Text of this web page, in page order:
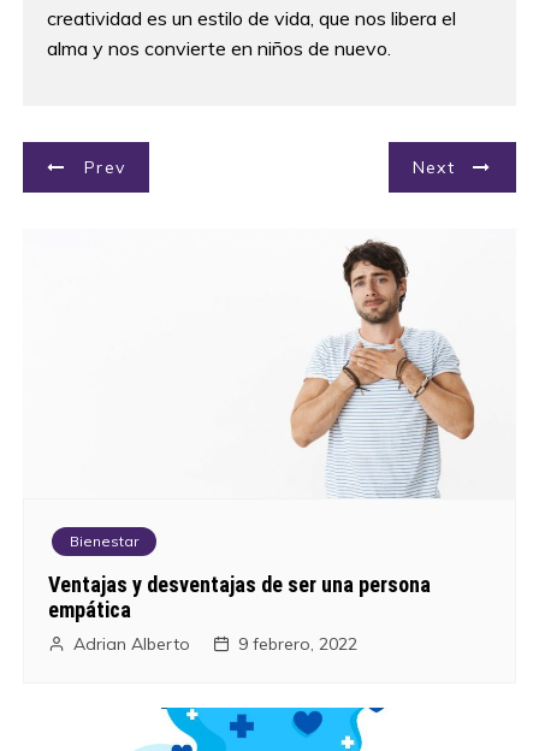
creatividad es un estilo de vida, que nos libera el
alma y nos convierte en niños de nuevo.
N
Prev Next
Bienestar
Ventajas y desventajas de ser una persona
empática
Adrian Alberto 9 febrero, 2022